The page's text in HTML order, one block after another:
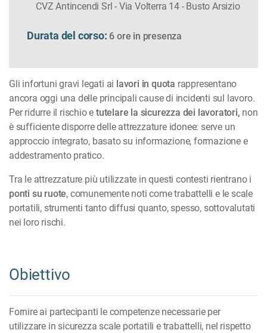
CVZ Antincendi Srl - Via Volterra 14 - Busto Arsizio
Durata del corso: 6 ore in presenza
Gli infortuni gravi legati ai lavori in quota rappresentano
ancora oggi una delle principali cause di incidenti sul lavoro.
Per ridurre il rischio etutelare la sicurezza dei lavoratori, non
è sufficiente disporre delle attrezzature idonee: serve un
approccio integrato, basato su informazione, formazione e
addestramento pratico.
Tra le attrezzature più utilizzate in questi contesti rientrano i
ponti su ruote, comunemente noti come trabattelli e le scale
portatili, strumenti tanto diffusi quanto, spesso, sottovalutati
nei loro rischi.
Obiettivo
Fornire ai partecipanti le competenze necessarie per
utilizzare in sicurezza scale portatili e trabattelli, nel rispetto